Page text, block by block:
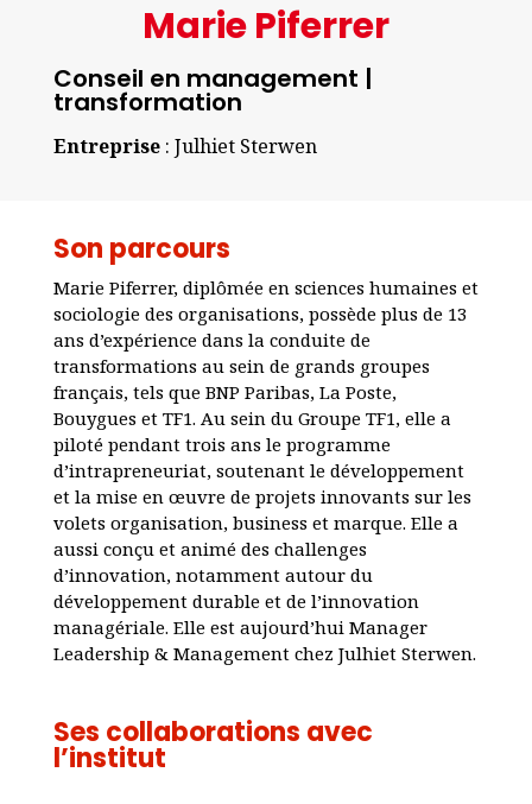
Marie Piferrer
Conseil en management |
transformation
Entreprise: Julhiet Sterwen
Son parcours
Marie Piferrer, diplômée en sciences humaines et
sociologie des organisations, possède plus de 13
ans d’expérience dans la conduite de
transformations au sein de grands groupes
français, tels que BNP Paribas, La Poste,
Bouygues et TF1. Au sein du Groupe TF1, elle a
piloté pendant trois ans le programme
d’intrapreneuriat, soutenant le développement
et la mise en œuvre de projets innovants sur les
volets organisation, business et marque. Elle a
aussi conçu et animé des challenges
d’innovation, notamment autour du
développement durable et de l’innovation
managériale. Elle est aujourd’hui Manager
Leadership & Management chez Julhiet Sterwen.
Ses collaborations avec
l’institut